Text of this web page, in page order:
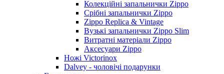
Колекційні запальнички Zippo
Срібні запальнички Zippo
Zippo Replica & Vintage
Вузькі запальнички Zippo Slim
Витратні матеріали Zippo
Аксесуари Zippo
Ножі Victorinox
Dalvey - чоловічі подарунки